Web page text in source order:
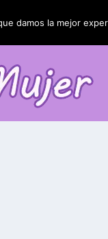
y sus resultados
damos la mejor